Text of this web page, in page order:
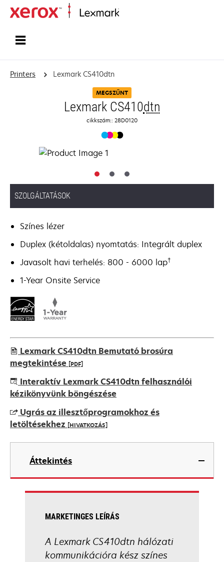
Printers Lexmark CS410dtn
MEGSZŰNT
Lexmark CS410dtn
cikkszám:: 28D0120
SZOLGÁLTATÁSOK
Színes lézer
Duplex (kétoldalas) nyomtatás: Integrált duplex
Javasolt havi terhelés: 800 - 6000 lap†
1-Year Onsite Service
Lexmark CS410dtn Bemutató brosúra
megtekintése [PDF]
opens
in
new
tab
Interaktív Lexmark CS410dtn felhasználói
kézikönyvünk böngészése
Ugrás az illesztőprogramokhoz és
letöltésekhez [HIVATKOZÁS]
opens
new
Áttekintés
MARKETINGES LEÍRÁS
A Lexmark CS410dtn hálózati
kommunikációra kész színes